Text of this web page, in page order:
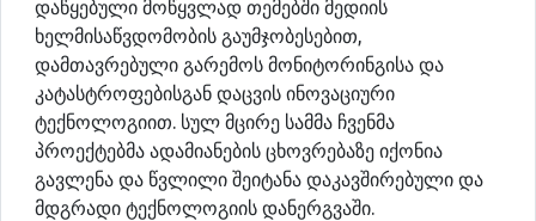
დაწყებული მოწყვლად თემებში მედიის
ხელმისაწვდომობის გაუმჯობესებით,
დამთავრებული გარემოს მონიტორინგისა და
კატასტროფებისგან დაცვის ინოვაციური
ტექნოლოგიით. სულ მცირე სამმა ჩვენმა
პროექტებმა ადამიანების ცხოვრებაზე იქონია
გავლენა და წვლილი შეიტანა დაკავშირებული და
მდგრადი ტექნოლოგიის დანერგვაში.